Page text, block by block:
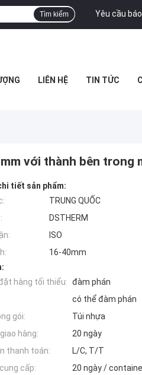
Yêu cầu
Tìm kiếm
LIÊN HỆ TIN TỨC
với thành bên trong
tiết sản phẩm:
TRUNG QUỐC
DSTHERM
ISO
16-40mm
hàng tối thiểu: đàm phán
có thể đàm phán
gói:
Túi nhựa
hàng:
20 ngày
thanh toán:
L/C, T/T
cấp:
20 ngày /